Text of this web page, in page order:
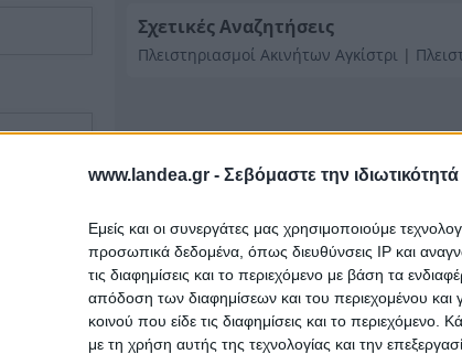
www.landea.gr - Σεβόμαστε την
Εμείς και οι συνεργάτες μας χρησιμοποιούμε
προσωπικά δεδομένα, όπως διευθύνσεις IP και
τις διαφημίσεις και το περιεχόμενο με βάση τα
απόδοση των διαφημίσεων και του περιεχομένου
κοινού που είδε τις διαφημίσεις και το
με τη χρήση αυτής της τεχνολογίας και την
Σχετικές Αναζητήσεις
Πλειστηριασμοί Ακινήτων Αγκίστρι |